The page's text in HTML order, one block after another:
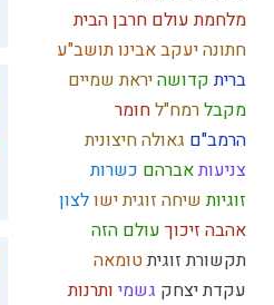
מלחמת עולם חרבן הבית
חתונהיעקב אבינותושב"ע
בריתקדושהיראת שמיים
מקבלרמח"לחומר
הרמב"ם גאולה חיצונית
צניעותאברהם כשרות
זוגיותשיחה זוגיתישולצון
אהבה זיכוך עולם הזה
תקשורת זוגיתטומאה
עקדת יצחק גשמי ותרנות